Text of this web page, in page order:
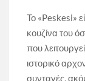
Το «Peskesi»
κουζίνα του
που
ιστορικό
συνταγές,